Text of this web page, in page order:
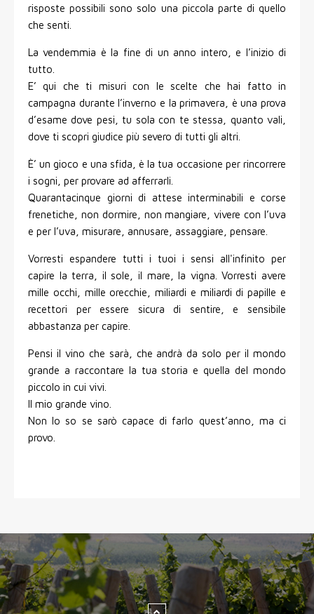
risposte possibili sono solo una piccola parte di quello
che senti.
La vendemmia è la fine di un anno intero, e l’inizio di
tutto.
E’ qui che ti misuri con le scelte che hai fatto in
campagna durante l’inverno e la primavera, è una prova
d’esame dove pesi, tu sola con te stessa, quanto vali,
dove ti scopri giudice più severo di tutti gli altri.
È’ un gioco e una sfida, è la tua occasione per rincorrere
i sogni, per provare ad afferrarli.
Quarantacinque giorni di attese interminabili e corse
frenetiche, non dormire, non mangiare, vivere con l’uva
e per l’uva, misurare, annusare, assaggiare, pensare.
Vorresti espandere tutti i tuoi i sensi all'infinito per
capire la terra, il sole, il mare, la vigna. Vorresti avere
mille occhi, mille orecchie, miliardi e miliardi di papille e
recettori per essere sicura di sentire, e sensibile
abbastanza per capire.
Pensi il vino che sarà, che andrà da solo per il mondo
grande a raccontare la tua storia e quella del mondo
piccolo in cui vivi.
Il mio grande vino.
Non lo so se sarò capace di farlo quest’anno, ma ci
provo.